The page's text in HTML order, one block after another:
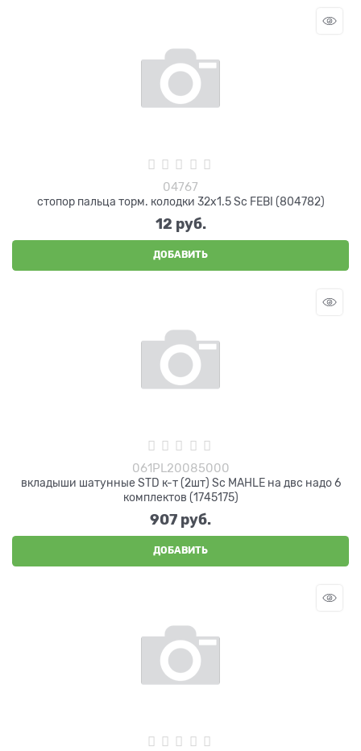
04767
стопор пальца торм. колодки 32x1.5 Sc FEBI (804782)
12 руб.
ДОБАВИТЬ
061PL20085000
вкладыши шатунные STD к-т (2шт) Sc MAHLE на двс надо 6
комплектов (1745175)
907 руб.
ДОБАВИТЬ